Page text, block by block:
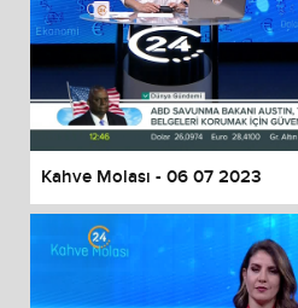
Kahve Molası - 06 07 2023